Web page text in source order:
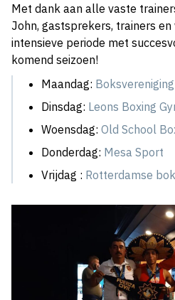
Met dank aan alle vaste
John, gastsprekers, trainers en
intensieve periode met
komend seizoen!
Maandag:
Dinsdag: Leons Boxing
Woensdag: Old School
Donderdag: Mesa Sport
Vrijdag : Rotterdamse